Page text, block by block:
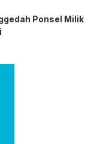
Ponsel Milik